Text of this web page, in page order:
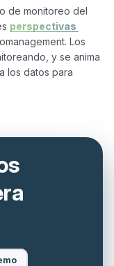
de monitoreo del
perspectivas
Los
y se anima
los datos para